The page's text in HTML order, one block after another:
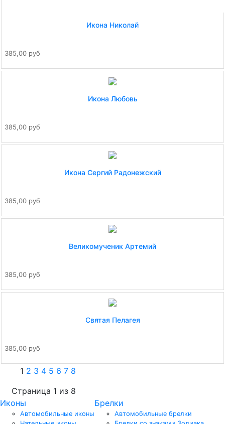
Икона Николай
385,00 руб
Икона Любовь
385,00 руб
Икона Сергий Радонежский
385,00 руб
Великомученик Артемий
385,00 руб
Святая Пелагея
385,00 руб
1 2 3 4 5 6 7 8
Страница 1 из 8
Иконы
Автомобильные иконы
Брелки
Автомобильные брелки